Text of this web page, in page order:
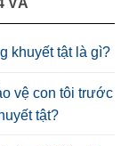
khuyết tật là gì?
vệ con tôi trước
tật?